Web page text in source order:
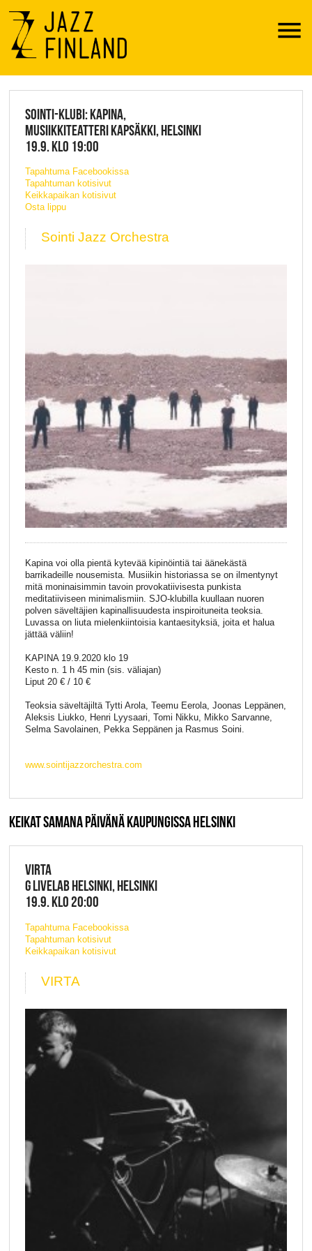
Menu
JAZZ FINLAND LIVE
SOINTI-KLUBI: KAPINA,
MUSIIKKITEATTERI KAPSÄKKI, HELSINKI
19.9. KLO 19:00
Tapahtuma Facebookissa
Tapahtuman kotisivut
Keikkapaikan kotisivut
Osta lippu
Sointi Jazz Orchestra
Kapina voi olla pientä kytevää kipinöintiä tai äänekästä
barrikadeille nousemista. Musiikin historiassa se on ilmentynyt
mitä moninaisimmin tavoin provokatiivisesta punkista
meditatiiviseen minimalismiin. SJO-­klubilla kuullaan nuoren
polven säveltäjien kapinallisuudesta inspiroituneita teoksia.
Luvassa on liuta mielenkiintoisia kantaesityksiä, joita et halua
jättää väliin!
KAPINA 19.9.2020 klo 19
Kesto n. 1 h 45 min (sis. väliajan)
Liput 20 € / 10 €
Teoksia säveltäjiltä Tytti Arola, Teemu Eerola, Joonas Leppänen,
Aleksis Liukko, Henri Lyysaari, Tomi Nikku, Mikko Sarvanne,
Selma Savolainen, Pekka Seppänen ja Rasmus Soini.
www.sointijazzorchestra.com
KEIKAT SAMANA PÄIVÄNÄ KAUPUNGISSA HELSINKI
VIRTA
G LIVELAB HELSINKI, HELSINKI
19.9. KLO 20:00
Tapahtuma Facebookissa
Tapahtuman kotisivut
Keikkapaikan kotisivut
VIRTA